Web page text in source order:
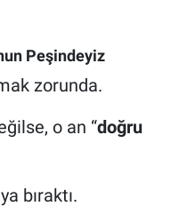
Peşindeyiz
zorunda.
o an “doğru
bıraktı.